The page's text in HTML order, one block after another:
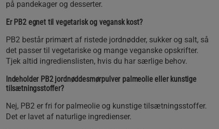
på pandekager og desserter.
Er PB2 egnet til vegetarisk og vegansk kost?
PB2 består primært af ristede jordnødder, sukker og salt, så
det passer til vegetariske og mange veganske opskrifter.
Tjek altid ingredienslisten, hvis du har særlige behov.
Indeholder PB2 jordnøddesmørpulver palmeolie eller kunstige
tilsætningsstoffer?
Nej, PB2 er fri for palmeolie og kunstige tilsætningsstoffer.
Det er lavet af naturlige ingredienser.